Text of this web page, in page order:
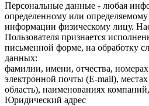
Персональные данные - любая
определенному или
информации физическому лицу.
Пользователя признается
письменной форме, на обработку
данных:
фамилии, имени, отчества,
электронной почты (E-mail),
область), наименованиях
Юридический адрес